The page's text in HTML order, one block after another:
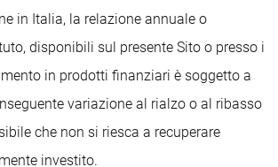
in Italia, la relazione annuale o
disponibili sul presente Sito o presso i
in prodotti finanziari è soggetto a
variazione al rialzo o al ribasso
che non si riesca a recuperare
investito.